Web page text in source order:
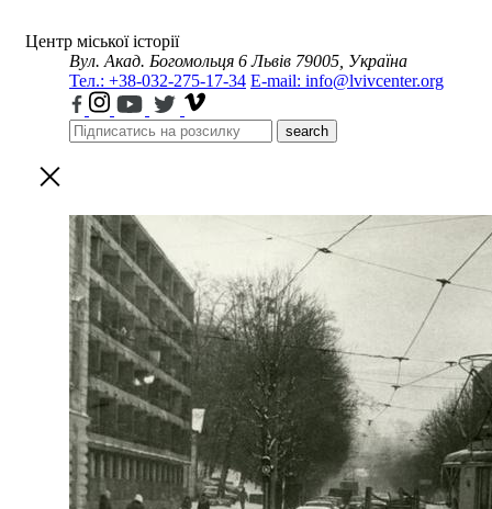
Центр міської історії
Вул. Акад. Богомольця 6 Львів 79005, Україна
Тел.: +38-032-275-17-34 E-mail: info@lvivcenter.org
search